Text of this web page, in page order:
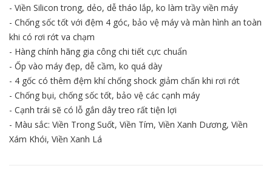
- Viền Silicon trong, dẻo, dễ tháo lắp, ko làm trầy viền máy
- Chống sốc tốt với đệm 4 góc, bảo vệ máy và màn hình an toàn
khi có rơi rớt va chạm
- Hàng chính hãng gia công chi tiết cực chuẩn
- Ốp vào máy đẹp, dễ cầm, ko quá dày
- 4 gốc có thêm đệm khí chống shock giảm chấn khi rơi rớt
- Chống bụi, chống sốc tốt, bảo vệ các cạnh máy
- Cạnh trái sẽ có lỗ gắn dây treo rất tiện lợi
- Màu sắc: Viền Trong Suốt, Viền Tím, Viền Xanh Dương, Viền
Xám Khói, Viền Xanh Lá